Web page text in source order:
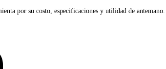
por su costo, especificaciones y utilidad de